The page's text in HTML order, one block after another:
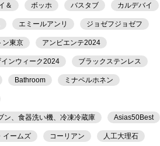
＆ ボッホ バスタブ カルデバイ
エミールアンリ ジョゼフジョゼフ
ン東京 アンビエンテ2024
インウィーク2024 ブラックステンレス
Bathroom ミナペルホネン
ン、食器洗い機、冷凍冷蔵庫 Asias50Best
イームズ コーリアン 人工大理石